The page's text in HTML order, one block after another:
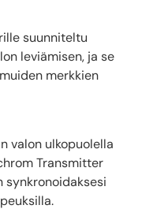
suunniteltu
leviämisen, ja se
merkkien
valon ulkopuolella
Transmitter
synkronoidaksesi